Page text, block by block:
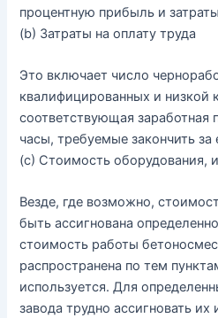
процентную прибыль и затраты
(b) Затраты на оплату труда
Это включает число
квалифицированных и низкой
соответствующая заработная
часы,требуемые закончить за
(c) Стоимость оборудования,
Везде, где возможно,
быть ассигнована
стоимость работы
распространена по тем
используется.Для
завода трудно ассигновать их